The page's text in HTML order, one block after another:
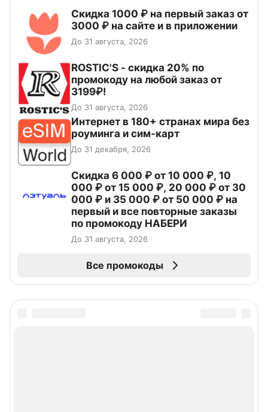
Скидка 1000 ₽ на первый заказ от
3000 ₽ на сайте и в приложении
До 31 августа, 2026
ROSTIC'S - скидка 20% по
промокоду на любой заказ от
3199₽!
До 31 августа, 2026
Интернет в 180+ странах мира без
роуминга и сим-карт
До 31 декабря, 2026
Скидка 6 000 ₽ от 10 000 ₽, 10
000 ₽ от 15 000 ₽, 20 000 ₽ от 30
000 ₽ и 35 000 ₽ от 50 000 ₽ на
первый и все повторные заказы
по промокоду НАБЕРИ
До 31 августа, 2026
Все промокоды